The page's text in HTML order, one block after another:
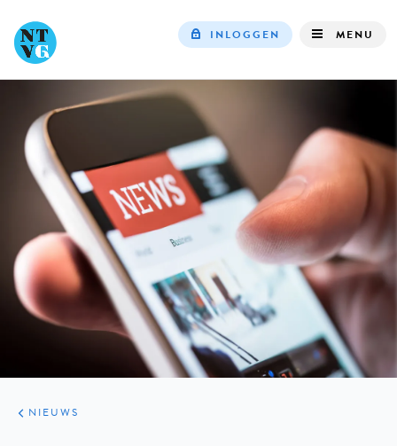
INLOGGEN MENU
ARTIKELEN
HET
KORT
NIEUWS